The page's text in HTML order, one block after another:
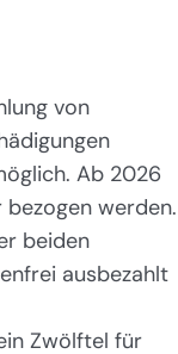
von
Ab 2026
werden.
beiden
ausbezahlt
Zwölftel für